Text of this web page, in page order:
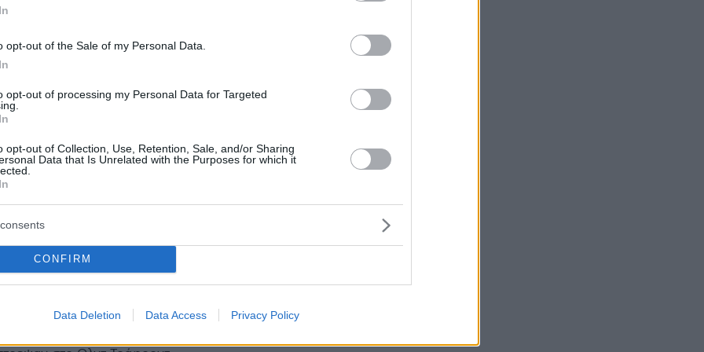
opt-out of the Sale of my Personal Data.
opt-out of processing my Personal Data for Targeted
opt-out of Collection, Use, Retention, Sale, and/or Sharing
Data that Is Unrelated with the Purposes for which it
CONFIRM
Data Deletion Data Access Privacy Policy
αποχωρεί από τη Μάντσεστερ Γιουνάιτεντ αλλά
Μπαρτσελόνα σε Καβάνι
έκανε πρόταση στον Έντινσον Καβάνι, που είναι
τη Μάντσεστερ Γιουνάιτεντ
League, Μάντσεστερ
Φούλαμ 1-1: Η γκολάρα
δεν αρκούσε
γκολ του Καβάνι από τα 40 μέτρα να μην είναι